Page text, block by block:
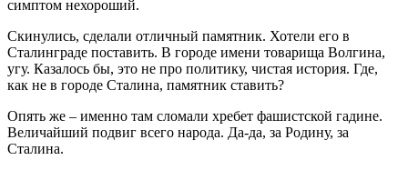
симптом нехороший.
Скинулись, сделали отличный памятник. Хотели его в
Сталинграде поставить. В городе имени товарища Волгина,
угу. Казалось бы, это не про политику, чистая история. Где,
как не в городе Сталина, памятник ставить?
Опять же – именно там сломали хребет фашистской гадине.
Величайший подвиг всего народа. Да-да, за Родину, за
Сталина.